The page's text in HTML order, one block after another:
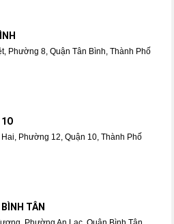
Phường 8, Quận Tân Bình, Thành Phố
Phường 12, Quận 10, Thành Phố
TÂN